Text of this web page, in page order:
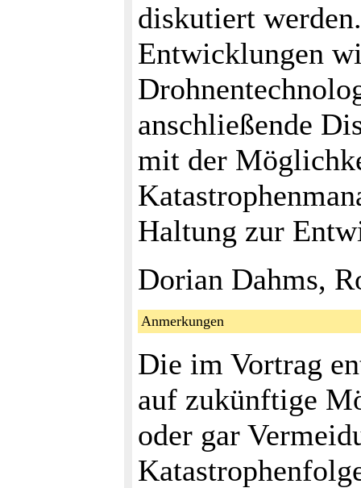
diskutiert
Entwicklungen
anschließende
mit der
Haltung zur
Dorian Dahms,
Anmerkungen
Die im Vortrag
auf zukünftige
oder gar